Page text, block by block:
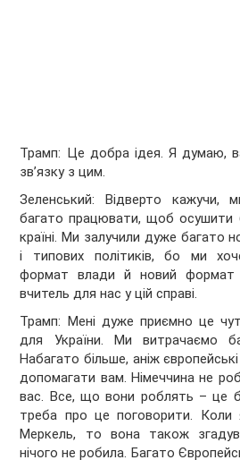
Трамп: Це добра ідея. Я думаю,
зв’язку з цим.
Зеленський: Відверто кажучи,
багато працювати, щоб осушити
країні. Ми залучили дуже багато
і типових політиків, бо ми
формат влади й новий формат
вчитель для нас у цій справі.
Трамп: Мені дуже приємно це
для України. Ми витрачаємо
Набагато більше, аніж
допомагати вам. Німеччина не
вас. Все, що вони роблять – це
треба про це поговорити.
Меркель, то вона також
нічого не робила. Багато